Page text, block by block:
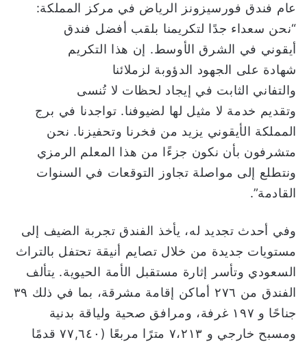
عام فندق فورسيزونز الرياض في مركز المملكة:
“نحن سعداء جدًا لتكريمنا بلقب أفضل فندق
أيقوني في الشرق الأوسط. إن هذا التكريم
شهادة على الجهود الدؤوبة لزملائنا
والتفاني الثابت في إيجاد لحظات لا تُنسى
وتقديم خدمة لا مثيل لها لضيوفنا. تواجدنا في برج
المملكة الأيقوني يزيد من فخرنا وتحفيزنا. نحن
متشرفون بأن نكون جزءًا من هذا المعلم الرمزي
ونتطلع إلى مواصلة تجاوز التوقعات في السنوات
القادمة”.
وفي أحدث تجديد له، يأخذ الفندق تجربة الضيف إلى
مستويات جديدة من خلال تصايم أنيقة تحتفل بالتراث
السعودي وتأسر إثارة مستقبل الأمة الحيوية. يتألف
الفندق من ۲۷٦ أماكن إقامة مشرقة، بما في ذلك ۳۹
جناحًا و ۱۹۷ غرفة، ومرافق صحية ولياقة بدنية
ومسبح خارجي و ۷،۲۱۳ مترًا مربعًا (٧٧,٦٤٠ قدمًا